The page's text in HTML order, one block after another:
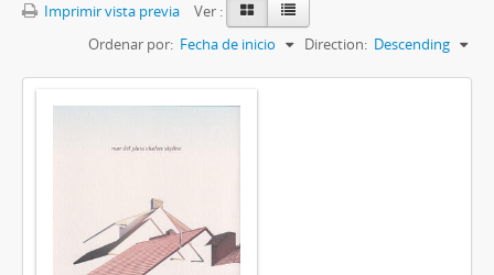
Imprimir vista previa
Ver :
Ordenar por: Fecha de inicio Direction: Descending